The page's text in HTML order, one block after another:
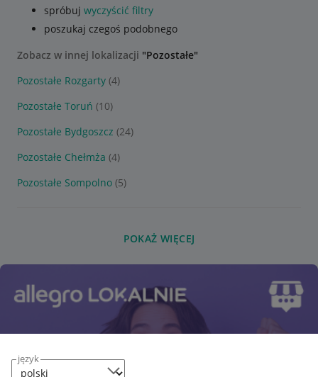
język
spróbuj wyczyścić filtry
poszukaj czegoś podobnego
Zobacz w innej lokalizacji "Pozostałe"
Pozostałe Rozgarty (4)
Pozostałe Toruń (10)
Pozostałe Bydgoszcz (24)
Pozostałe Chełmża (4)
Pozostałe Sompolno (5)
POKAŻ WIĘCEJ